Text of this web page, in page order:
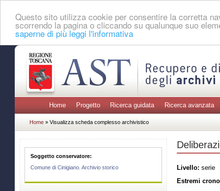
Questo sito utilizza cookie per consentire la corretta
scorrendo la pagina o cliccando su qualunque suo
saperne di più leggi l'informativa
Home Progetto Ricerca guidata Ricerca avanzata
Home » Visualizza scheda complesso archivistico
Soggetto conservatore:
Comune di Cinigiano. Archivio storico
Livello: serie
Estremi